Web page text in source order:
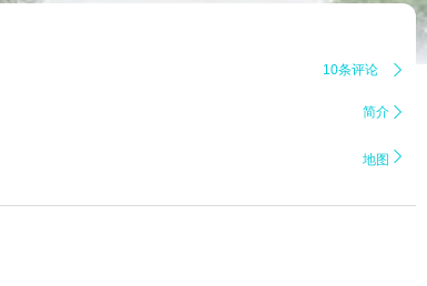
10条评论 
简介 
地图 